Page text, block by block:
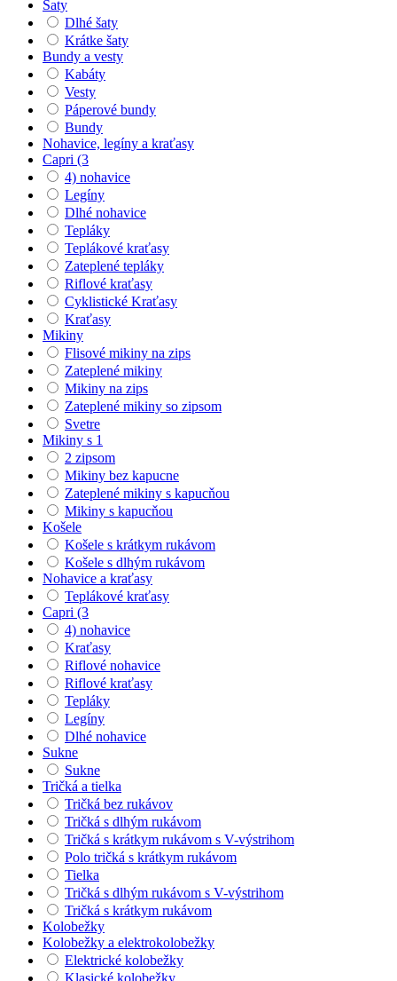
Šaty
Dlhé šaty
Krátke šaty
Bundy a vesty
Kabáty
Vesty
Páperové bundy
Bundy
Nohavice, legíny a kraťasy
Capri (3
4) nohavice
Legíny
Dlhé nohavice
Tepláky
Teplákové kraťasy
Zateplené tepláky
Riflové kraťasy
Cyklistické Kraťasy
Kraťasy
Mikiny
Flisové mikiny na zips
Zateplené mikiny
Mikiny na zips
Zateplené mikiny so zipsom
Svetre
Mikiny s 1
2 zipsom
Mikiny bez kapucne
Zateplené mikiny s kapucňou
Mikiny s kapucňou
Košele
Košele s krátkym rukávom
Košele s dlhým rukávom
Nohavice a kraťasy
Teplákové kraťasy
Capri (3
4) nohavice
Kraťasy
Riflové nohavice
Riflové kraťasy
Tepláky
Legíny
Dlhé nohavice
Sukne
Sukne
Tričká a tielka
Tričká bez rukávov
Tričká s dlhým rukávom
Tričká s krátkym rukávom s V-výstrihom
Polo tričká s krátkym rukávom
Tielka
Tričká s dlhým rukávom s V-výstrihom
Tričká s krátkym rukávom
Kolobežky
Kolobežky a elektrokolobežky
Elektrické kolobežky
Klasické kolobežky